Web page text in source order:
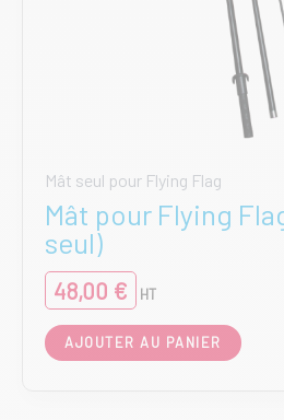
Mât seul pour Flying Flag
Mât pour Flying
seul)
48,00 € HT
AJOUTER AU PANIER